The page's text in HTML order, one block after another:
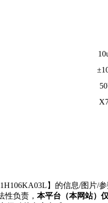
】的信息/图片/
性负责， 本平台（本网站）